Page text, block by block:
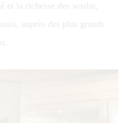
et la richesse des washu,
auprès des plus grands